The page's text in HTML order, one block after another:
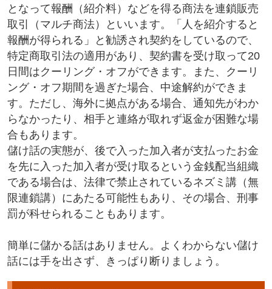
となって報酬（紹介料）などを得る商法を連鎖販売
取引（マルチ商法）といいます。「人を紹介すると
報酬が得られる」と勧誘され契約をしているので、
特定商取引法の適用があり、契約書を受け取って20
日間はクーリング・オフができます。また、クーリ
ング・オフ期間を過ぎた場合、中途解約ができま
す。ただし、海外に拠点がある場合、通知先がわか
らなかったり、相手と連絡が取れず返金が困難な場
合もあります。
儲け話の実態が、後で入った加入者が支払ったお金
を先に入った加入者が受け取るという金銭配当組織
である場合は、法律で禁止されているネズミ講（無
限連鎖講）にあたる可能性もあり、その場合、刑事
罰が科せられることもあります。
簡単に儲かる話はありません。よくわからない儲け
話には手を出さず、きっぱり断りましょう。